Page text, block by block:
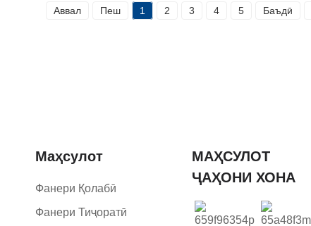
Аввал Пеш 1 2 3 4 5 Баъдӣ
Маҳсулот
Фанери Қолабӣ
Фанери Тиҷоратӣ
МАҲСУЛОТ
ҶАҲОНИ ХОНА